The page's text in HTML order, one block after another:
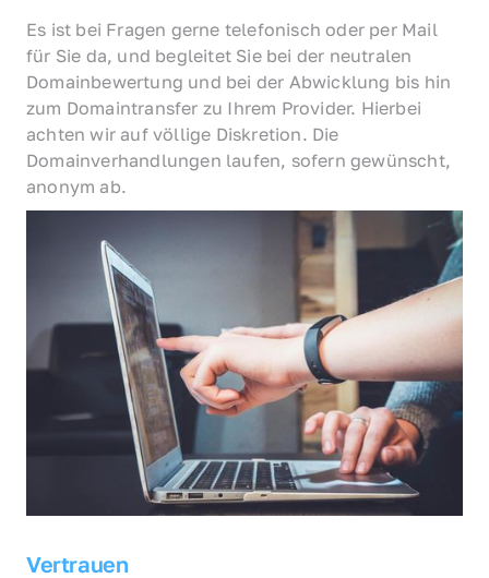
Es ist bei Fragen gerne telefonisch oder per Mail
für Sie da, und begleitet Sie bei der neutralen
Domainbewertung und bei der Abwicklung bis hin
zum Domaintransfer zu Ihrem Provider. Hierbei
achten wir auf völlige Diskretion. Die
Domainverhandlungen laufen, sofern gewünscht,
anonym ab.
Vertrauen